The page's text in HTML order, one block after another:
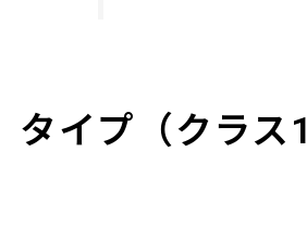
タイプ（クラス1